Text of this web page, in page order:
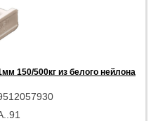
150/500кг из белого нейлона